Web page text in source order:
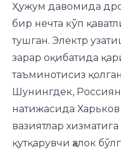
Ҳужум давомида
бир нечта кўп
тушган. Электр
зарар оқибатида
таъминотисиз
Шунингдек,
натижасида
вазиятлар
қутқарувчи ҳалок